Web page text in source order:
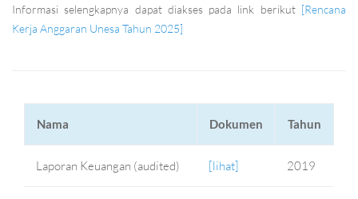
Informasi selengkapnya dapat diakses pada link berikut [Rencana
Kerja Anggaran Unesa Tahun 2025]
Nama Dokumen Tahun
Laporan Keuangan (audited) [lihat] 2019